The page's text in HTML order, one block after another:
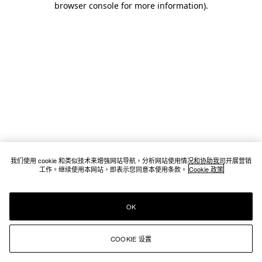
browser console for more information).
我们使用 cookie 和类似技术来增强网站导航，分析网站使用情况和协助我司开展营销
工作。继续使用本网站，即表示您同意本使用条款。 Cookie 政策
COOKIE 设置
OK